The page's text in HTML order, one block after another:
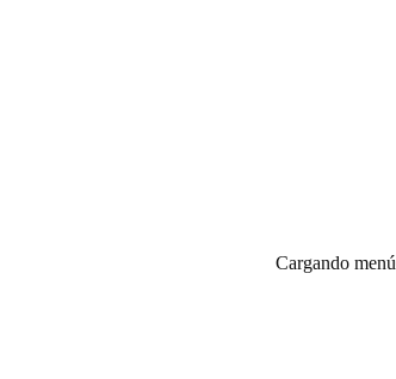
Cargando menú